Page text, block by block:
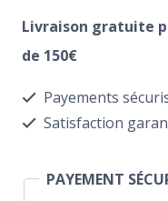
Water
Transfer
Jolly
Livraison gratuite
de 150€
Payements
Satisfaction
PAYEMENT